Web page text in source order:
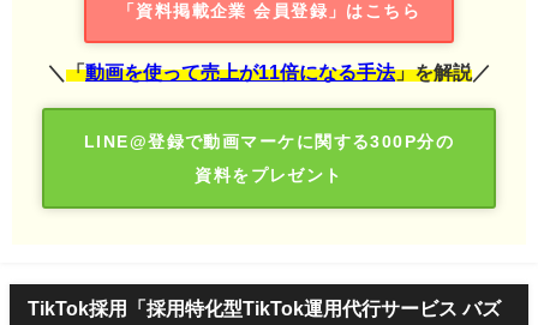
「資料掲載企業 会員登録」はこちら
＼ 「動画を使って売上が11倍になる手法」を解説／
LINE@登録で動画マーケに関する300P分の
資料をプレゼント
TikTok採用「採用特化型TikTok運用代行サービス バズ